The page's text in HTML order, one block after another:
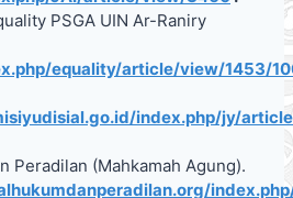
PSGA UIN Ar-Raniry
equality/article/view/1453/
index.php/jy/
Peradilan (Mahkamah Agung).